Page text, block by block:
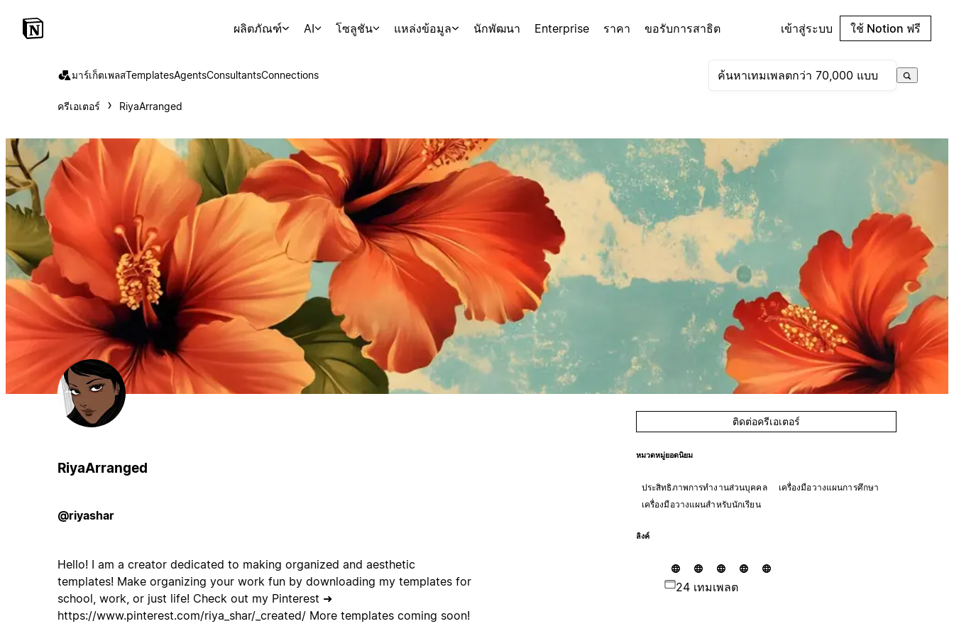
ผลิตภัณฑ์ AI โซลูชัน แหล่งข้อมูล นักพัฒนา Enterprise ราคา ขอรับการสาธิต เข้าสู่ระบบ ใช้ Notion ฟรี
มาร์เก็ตเพลสTemplatesAgentsConsultantsConnections
ครีเอเตอร์ RiyaArranged
RiyaArranged
@riyashar
Hello! I am a creator dedicated to making organized and aesthetic
templates! Make organizing your work fun by downloading my templates for
school, work, or just life! Check out my Pinterest ➜
https://www.pinterest.com/riya_shar/_created/ More templates coming soon!
ติดต่อครีเอเตอร์
หมวดหมู่ยอดนิยม
ประสิทธิภาพการทำงานส่วนบุคคล
เครื่องมือวางแผนการศึกษา
เครื่องมือวางแผนสำหรับนักเรียน
ลิงค์
24 เทมเพลต